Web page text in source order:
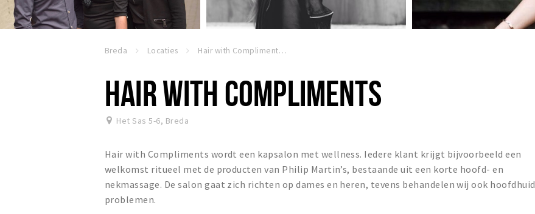
Breda Locaties Hair with Compliments
HAIR WITH COMPLIMENTS
Het Sas 5-6, Breda
Hair with Compliments wordt een kapsalon met wellness. Iedere klant krijgt bijvoorbeeld een
welkomst ritueel met de producten van Philip Martin’s, bestaande uit een korte hoofd- en
nekmassage. De salon gaat zich richten op dames en heren, tevens behandelen wij ook hoofdhuid
problemen.